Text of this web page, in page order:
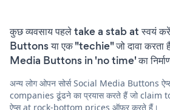
कुछ व्यवसाय पहले take a stab at स्वयं
Buttons या एक "techie" जो दावा करता
Media Buttons in 'no time' का
अन्य लोग ओपन सोर्स Social Media Buttons
companies ढूंढने का प्रयास करते हैं जो
ऐप्स at rock-bottom prices ऑफ़र करते हैं।